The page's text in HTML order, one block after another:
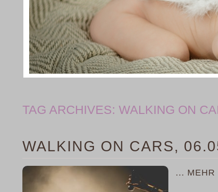
TAG ARCHIVES: WALKING ON
WALKING ON CARS,
... MEHR